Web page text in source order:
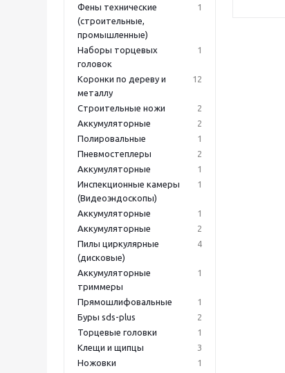
Фены технические
(строительные,
промышленные)
1
Наборы торцевых
головок
1
Коронки по дереву и
металлу
12
Строительные ножи
2
Аккумуляторные
2
Полировальные
1
Пневмостеплеры
2
Аккумуляторные
1
Инспекционные камеры
(Видеоэндоскопы)
1
Аккумуляторные
1
Аккумуляторные
2
Пилы циркулярные
(дисковые)
4
Аккумуляторные
триммеры
1
Прямошлифовальные
1
Буры sds-plus
2
Торцевые головки
1
Клещи и щипцы
3
Ножовки
1